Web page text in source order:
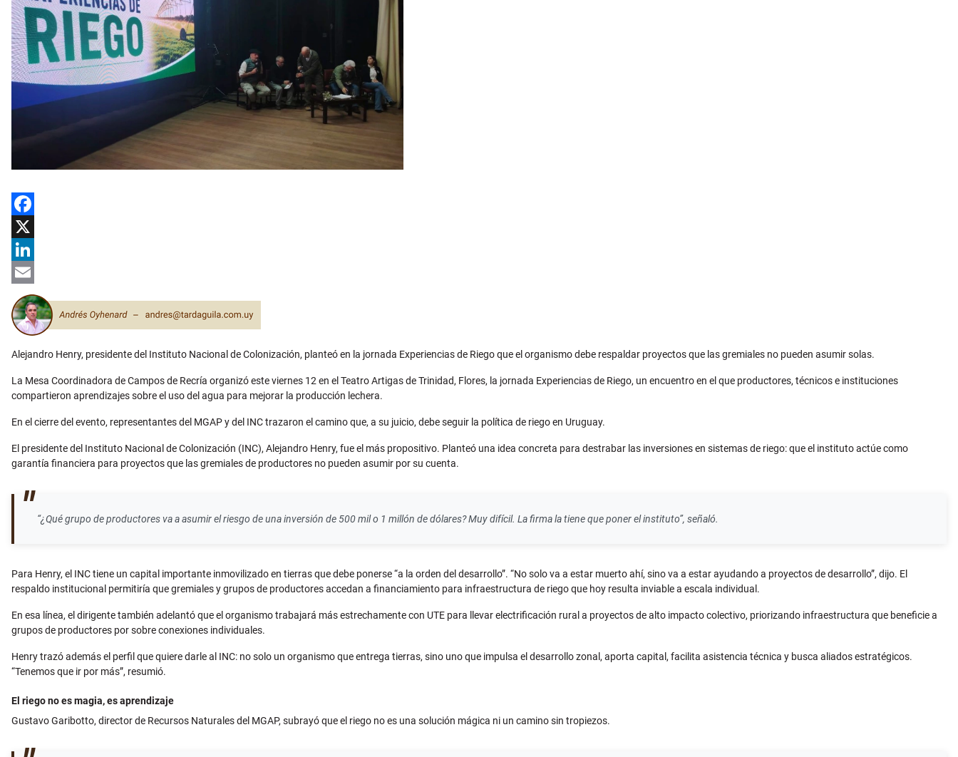
Facebook
X
LinkedIn
Email
Alejandro Henry, presidente del Instituto Nacional de Colonización, planteó en la jornada Experiencias de Riego que el organismo debe respaldar proyectos que las gremiales no pueden asumir solas.
La Mesa Coordinadora de Campos de Recría organizó este viernes 12 en el Teatro Artigas de Trinidad, Flores, la jornada Experiencias de Riego, un encuentro en el que productores, técnicos e instituciones
compartieron aprendizajes sobre el uso del agua para mejorar la producción lechera.
En el cierre del evento, representantes del MGAP y del INC trazaron el camino que, a su juicio, debe seguir la política de riego en Uruguay.
El presidente del Instituto Nacional de Colonización (INC), Alejandro Henry, fue el más propositivo. Planteó una idea concreta para destrabar las inversiones en sistemas de riego: que el instituto actúe como
garantía financiera para proyectos que las gremiales de productores no pueden asumir por su cuenta.
“¿Qué grupo de productores va a asumir el riesgo de una inversión de 500 mil o 1 millón de dólares? Muy difícil. La firma la tiene que poner el instituto”, señaló.
Para Henry, el INC tiene un capital importante inmovilizado en tierras que debe ponerse “a la orden del desarrollo”. “No solo va a estar muerto ahí, sino va a estar ayudando a proyectos de desarrollo”, dijo. El
respaldo institucional permitiría que gremiales y grupos de productores accedan a financiamiento para infraestructura de riego que hoy resulta inviable a escala individual.
En esa línea, el dirigente también adelantó que el organismo trabajará más estrechamente con UTE para llevar electrificación rural a proyectos de alto impacto colectivo, priorizando infraestructura que beneficie a
grupos de productores por sobre conexiones individuales.
Henry trazó además el perfil que quiere darle al INC: no solo un organismo que entrega tierras, sino uno que impulsa el desarrollo zonal, aporta capital, facilita asistencia técnica y busca aliados estratégicos.
“Tenemos que ir por más”, resumió.
El riego no es magia, es aprendizaje
Gustavo Garibotto, director de Recursos Naturales del MGAP, subrayó que el riego no es una solución mágica ni un camino sin tropiezos.